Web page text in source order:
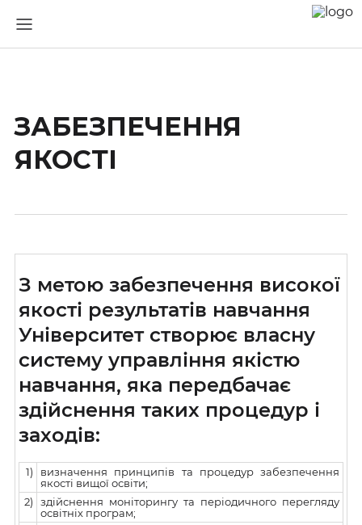
ЗАБЕЗПЕЧЕННЯ
ЯКОСТІ
З метою забезпечення високої
якості результатів навчання
Університет створює власну
систему управління якістю
навчання, яка передбачає
здійснення таких процедур і
заходів:
1)
визначення принципів та процедур забезпечення
якості вищої освіти;
2)
здійснення моніторингу та періодичного перегляду
освітніх програм;